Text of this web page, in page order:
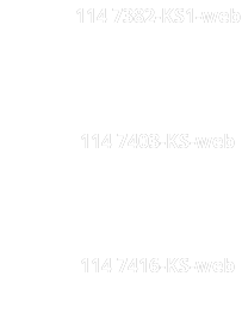
114 7382-KS1-web
114 7403-KS-web
114 7416-KS-web